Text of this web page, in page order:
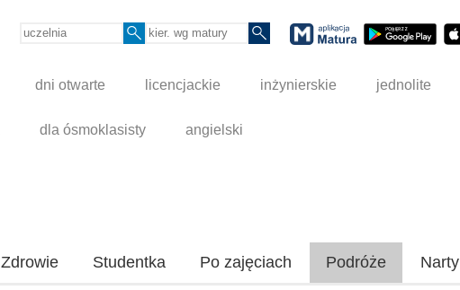
dni otwarte licencjackie inżynierskie jednolite
dla ósmoklasisty angielski
Zdrowie Studentka Po zajęciach Podróże Narty